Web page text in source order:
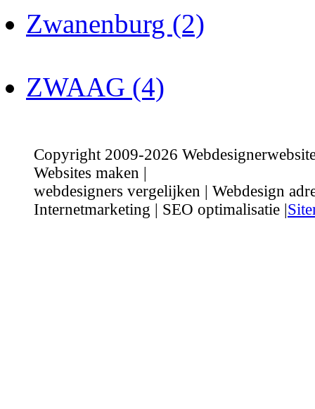
Zwanenburg (2)
ZWAAG (4)
Copyright 2009-2026
Websites maken |
webdesigners vergelijken | Webdesign
Internetmarketing | SEO optimalisatie |